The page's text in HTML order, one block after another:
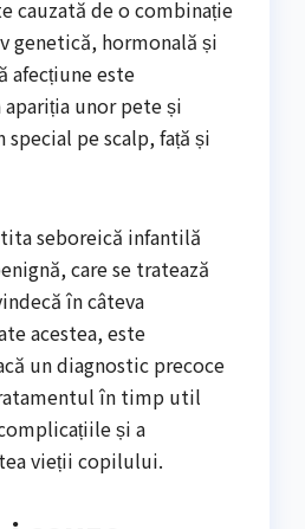
cauzată de o combinație
genetică, hormonală și
afecțiune este
unor pete și
pe scalp, față și
seboreică infantilă
care se tratează
în câteva
acestea, este
un diagnostic precoce
în timp util
și a
vieții copilului.